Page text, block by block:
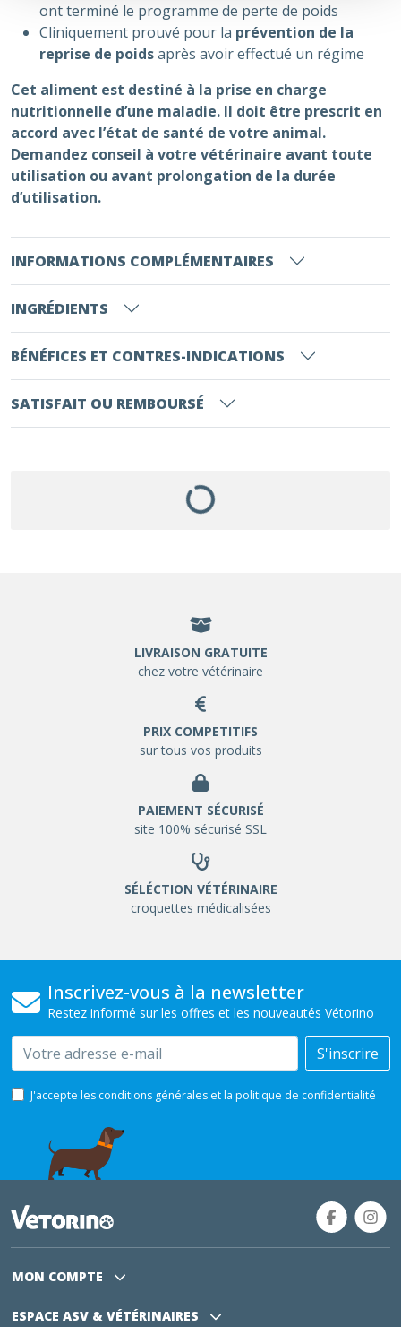
ont terminé le programme de perte de poids
Cliniquement prouvé pour la prévention de la
reprise de poidsaprès avoir effectué un régime
Cet aliment est destiné à la prise en charge
nutritionnelle d’une maladie. Il doit être prescrit en
accord avec l’état de santé de votre animal.
Demandez conseil à votre vétérinaire avant toute
utilisation ou avant prolongation de la durée
d’utilisation.
INFORMATIONS COMPLÉMENTAIRES
INGRÉDIENTS
BÉNÉFICES ET CONTRES-INDICATIONS
SATISFAIT OU REMBOURSÉ
LIVRAISON GRATUITE
chez votre vétérinaire
PRIX COMPETITIFS
sur tous vos produits
PAIEMENT SÉCURISÉ
site 100% sécurisé SSL
SÉLÉCTION VÉTÉRINAIRE
croquettes médicalisées
Inscrivez-vous à la newsletter
Restez informé sur les offres et les nouveautés Vétorino
Email S'inscrire
J'accepte les conditions générales et la politique de confidentialité
MON COMPTE
ESPACE ASV & VÉTÉRINAIRES